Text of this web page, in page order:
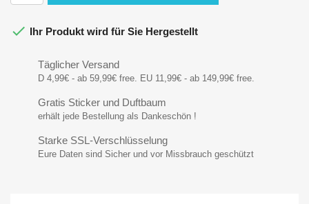
 Ihr Produkt wird für Sie Hergestellt
Täglicher Versand
D 4,99€ - ab 59,99€ free. EU 11,99€ - ab 149,99€ free.
Gratis Sticker und Duftbaum
erhält jede Bestellung als Dankeschön !
Starke SSL-Verschlüsselung
Eure Daten sind Sicher und vor Missbrauch geschützt